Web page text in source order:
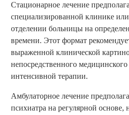
Стационарное лечение
специализированной клинике
отделении больницы на
времени. Этот формат
выраженной клинической
непосредственного
интенсивной терапии.
Амбулаторное лечение
психиатра на регулярной основе,